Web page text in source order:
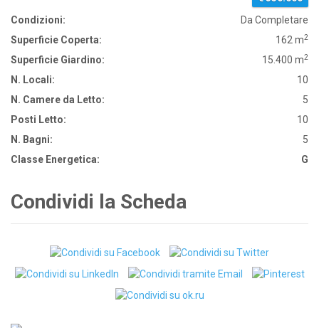
Condizioni:
Da Completare
Superficie Coperta:
162 m2
Superficie Giardino: 15.400 m2
N. Locali:
10
N. Camere da Letto:
5
Posti Letto:
10
N. Bagni:
5
Classe Energetica:
G
Condividi la Scheda